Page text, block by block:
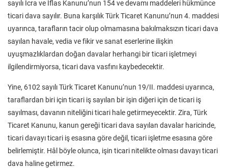
sayılı İcra ve İflas Kanunu’nun 154 ve devamı maddeleri hükmünce
ticari dava sayılır. Buna karşılık Türk Ticaret Kanunu’nun 4. maddesi
uyarınca, tarafların tacir olup olmamasına bakılmaksızın ticari dava
sayılan havale, vedia ve fikir ve sanat eserlerine ilişkin
uyuşmazlıklardan doğan davalar herhangi bir ticari işletmeyi
ilgilendirmiyorsa, ticari dava vasfını kaybedecektir.
Yine, 6102 sayılı Türk Ticaret Kanunu’nun 19/II. maddesi uyarınca,
taraflardan biri için ticari iş sayılan bir işin diğeri için de ticari iş
sayılması, davanın niteliğini ticari hale getirmeyecektir. Zira, Türk
Ticaret Kanunu, kanun gereği ticari dava sayılan davalar haricinde,
ticari davayı ticari iş esasına göre değil, ticari işletme esasına göre
belirlemiştir. Hâl böyle olunca, işin ticari nitelikte olması davayı ticari
dava haline getirmez.